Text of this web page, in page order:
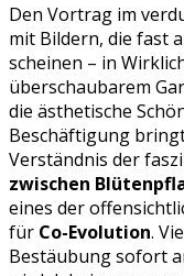
Den Vortrag im
mit Bildern, die fast
scheinen – in
überschaubarem
die ästhetische
Beschäftigung
Verständnis der
zwischen
eines der
für Co-Evolution.
Bestäubung sofort